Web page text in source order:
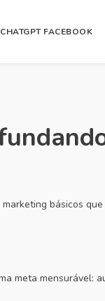
CHATGPT FACEBOOK
básicos
meta